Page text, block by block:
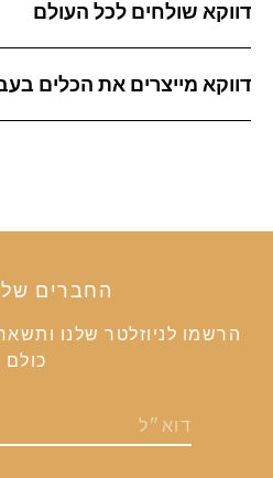
דווקא שולחים לכל העולם
דווקא מייצרים את הכלים
החברים של
הרשמו לניוזלטר שלנו
כולם